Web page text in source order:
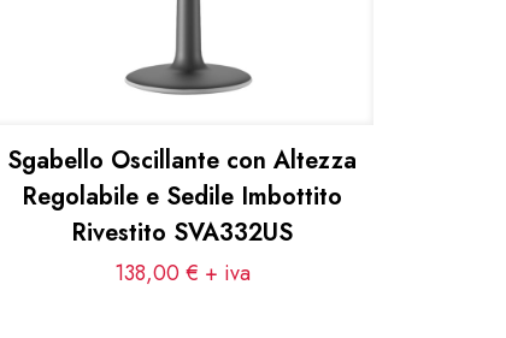
Sgabello Oscillante con Altezza
Regolabile e Sedile Imbottito
Rivestito SVA332US
138,00 € + iva